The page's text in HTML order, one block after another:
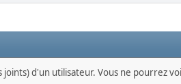
d'un utilisateur. Vous ne pourrez